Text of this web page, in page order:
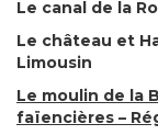
Le canal de la
Le château et
Limousin
Le moulin de la
faïencières –